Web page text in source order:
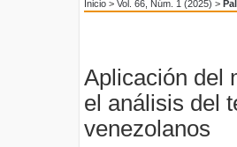
Inicio > Vol. 66, Núm. 1 (2025) >
Aplicación del
el análisis del
venezolanos